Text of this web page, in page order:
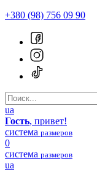
+380 (98) 756 09 90
ua
Гость, привет!
система размеров
0
система размеров
ua